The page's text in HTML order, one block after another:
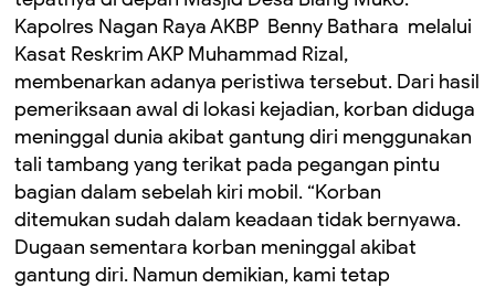
Kapolres Nagan Raya AKBP Benny Bathara melalui
Kasat Reskrim AKP Muhammad Rizal,
membenarkan adanya peristiwa tersebut. Dari hasil
pemeriksaan awal di lokasi kejadian, korban diduga
meninggal dunia akibat gantung diri menggunakan
tali tambang yang terikat pada pegangan pintu
bagian dalam sebelah kiri mobil. “Korban
ditemukan sudah dalam keadaan tidak bernyawa.
Dugaan sementara korban meninggal akibat
gantung diri. Namun demikian, kami tetap